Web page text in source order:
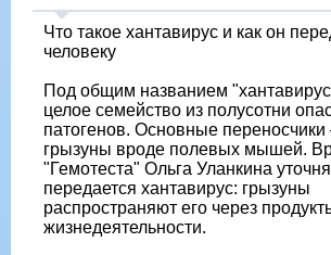
Что такое хантавирус и как он
человеку
Под общим названием
целое семейство из полусотни
патогенов. Основные
грызуны вроде полевых мышей.
"Гемотеста" Ольга Уланкина
передается хантавирус: грызуны
распространяют его через
жизнедеятельности.